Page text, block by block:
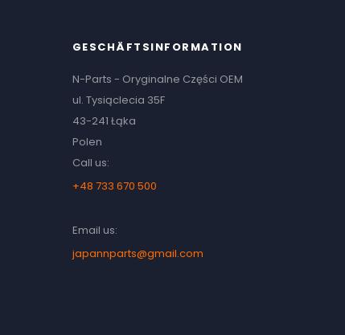
GESCHÄFTSINFORMATION
N-Parts - Oryginalne Części OEM
ul. Tysiąclecia 35F
43-241 Łąka
Polen
Call us:
+48 733 670 500
Email us:
japannparts@gmail.com